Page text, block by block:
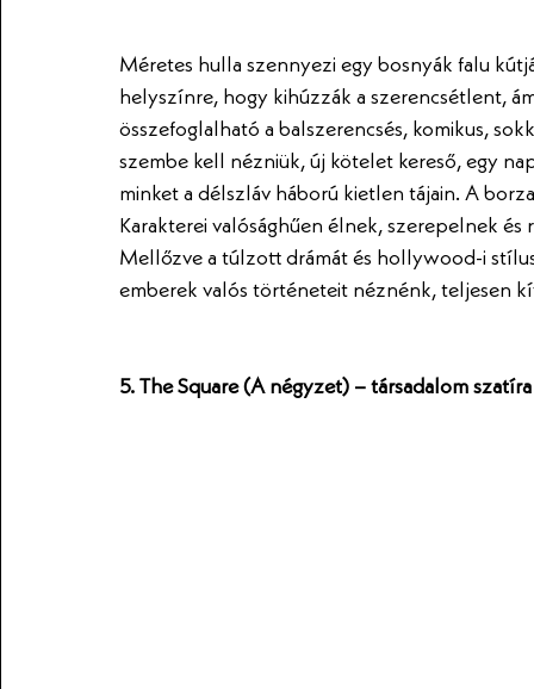
Méretes hulla szennyezi egy bosnyák falu
helyszínre, hogy kihúzzák a szerencsétlent,
összefoglalható a balszerencsés, komikus,
szembe kell nézniük, új kötelet kereső, egy
minket a délszláv háború kietlen tájain. A
Karakterei valósághűen élnek, szerepelnek
Mellőzve a túlzott drámát és hollywood-i
emberek valós történeteit néznénk, teljesen
5. The Square (A négyzet) – társadalom